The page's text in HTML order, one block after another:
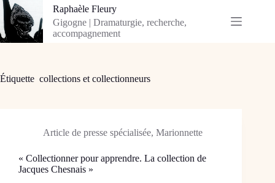
Passer
contenu
Raphaèle Fleury
Gigogne | Dramaturgie, recherche,
accompagnement
Étiquette collections et collectionneurs
Article de presse spécialisée, Marionnette
« Collectionner pour apprendre. La collection de
Jacques Chesnais »